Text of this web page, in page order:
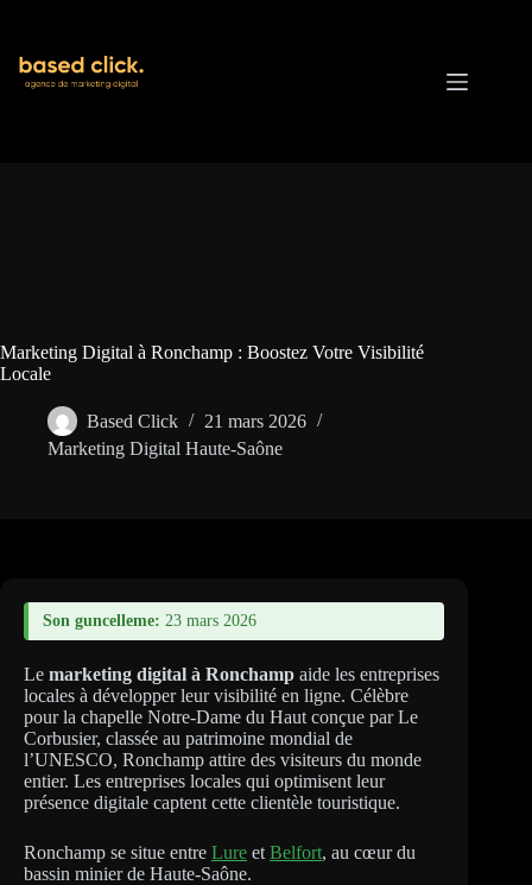
contenu
Marketing Digital à Ronchamp : Boostez Votre Visibilité
Locale
Based Click
21 mars 2026
Marketing Digital Haute-Saône
Son guncelleme: 23 mars 2026
Le marketing digital à Ronchamp aide les entreprises
locales à développer leur visibilité en ligne. Célèbre
pour la chapelle Notre-Dame du Haut conçue par Le
Corbusier, classée au patrimoine mondial de
l’UNESCO, Ronchamp attire des visiteurs du monde
entier. Les entreprises locales qui optimisent leur
présence digitale captent cette clientèle touristique.
Ronchamp se situe entre Lure et Belfort, au cœur du
bassin minier de Haute-Saône.